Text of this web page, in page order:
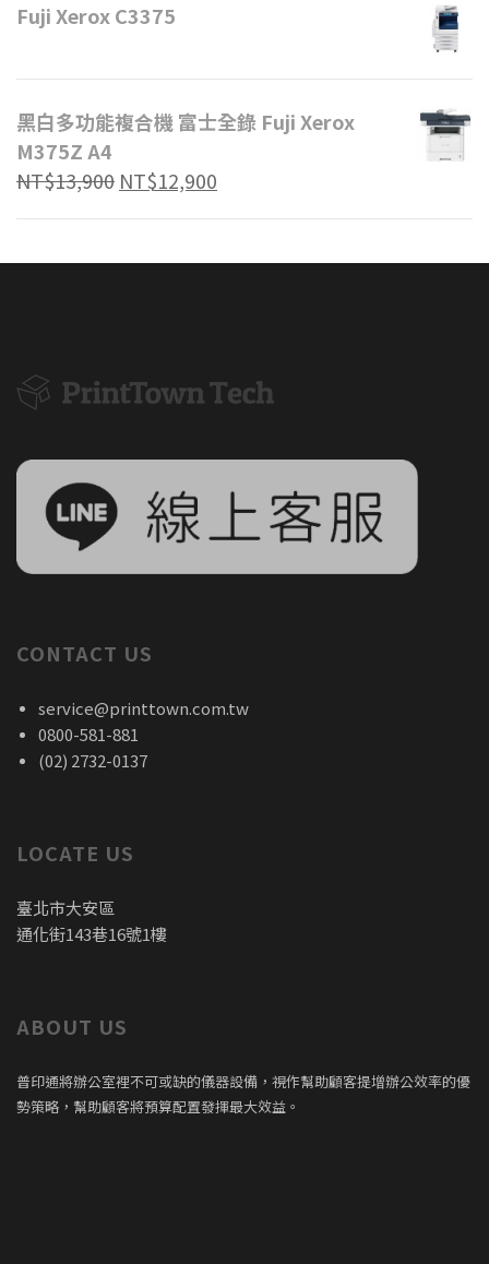
Fuji Xerox C3375
黑白多功能複合機 富士全錄 Fuji Xerox
M375Z A4
NT$13,900 NT$12,900
CONTACT US
service@printtown.com.tw
0800-581-881
(02) 2732-0137
LOCATE US
臺北市大安區
通化街143巷16號1樓
ABOUT US
普印通將辦公室裡不可或缺的儀器設備，視作幫助顧客提增辦公效率的優
勢策略，幫助顧客將預算配置發揮最大效益。